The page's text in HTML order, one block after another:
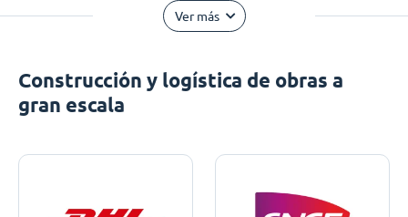
Ver más
Construcción y logística de obras a
gran escala